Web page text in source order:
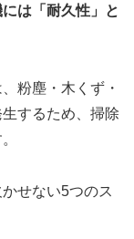
は「耐久性」と
粉塵・木くず・
するため、掃除
せない5つのス